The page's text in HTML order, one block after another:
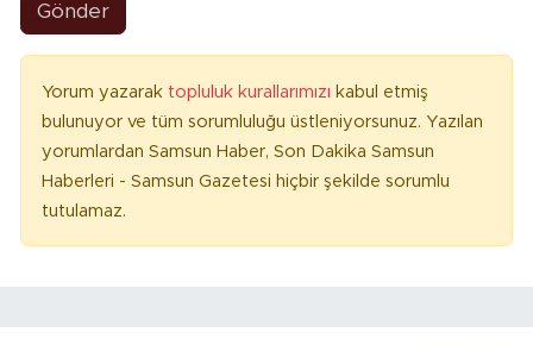
Gönder
Yorum yazarak topluluk kurallarımızı kabul etmiş
bulunuyor ve tüm sorumluluğu üstleniyorsunuz. Yazılan
yorumlardan Samsun Haber, Son Dakika Samsun
Haberleri - Samsun Gazetesi hiçbir şekilde sorumlu
tutulamaz.